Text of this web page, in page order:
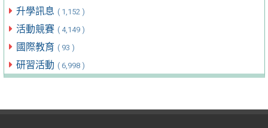
升學訊息 ( 1,152 )
活動競賽 ( 4,149 )
國際教育 ( 93 )
研習活動 ( 6,998 )